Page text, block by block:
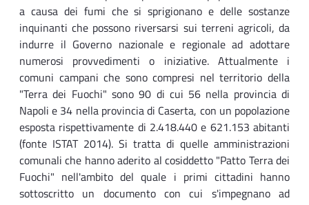
a causa dei fumi che si sprigionano e delle sostanze
inquinanti che possono riversarsi sui terreni agricoli, da
indurre il Governo nazionale e regionale ad adottare
numerosi provvedimenti o iniziative. Attualmente i
comuni campani che sono compresi nel territorio della
"Terra dei Fuochi" sono 90 di cui 56 nella provincia di
Napoli e 34 nella provincia di Caserta, con un popolazione
esposta rispettivamente di 2.418.440 e 621.153 abitanti
(fonte ISTAT 2014). Si tratta di quelle amministrazioni
comunali che hanno aderito al cosiddetto "Patto Terra dei
Fuochi" nell'ambito del quale i primi cittadini hanno
sottoscritto un documento con cui s'impegnano ad